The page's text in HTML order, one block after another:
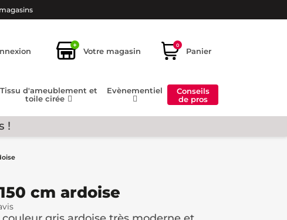
+
Votre magasin
0
Panier
Tissu d'ameublement et
toile cirée
Evènementiel
Conseils
de pros
!
cm ardoise